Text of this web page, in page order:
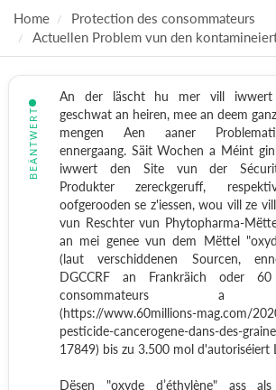
Home
Protection des consommateurs
Actuellen Problem vun den
BEÄNTWERT
An der läscht hu mer vill iwwert
geschwat an heiren, mee an deem
mengen Aen aaner
ennergaang. Säit Wochen a Méint
iwwert den Site vun der
Produkter zereckgeruff,
oofgerooden se z'iessen, wou vill ze
vun Reschter vun Phytopharma-
an mei genee vun dem Mëttel
(laut verschiddenen Sourcen,
DGCCRF an Frankräich oder
consommateurs a
(https://www.60millions-mag.com/
pesticide-cancerogene-dans-des-
17849) bis zu 3.500 mol d'autoriséiert
Dësen "oxyde d’éthylène" ass als